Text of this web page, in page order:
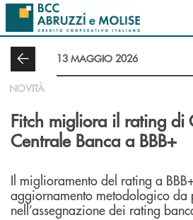
Salta al contenuto principale
13 MAGGIO 2026
NOVITÀ
Fitch migliora il rating di
Centrale Banca a BBB+
Il miglioramento del rating a
aggiornamento metodologico da
nell’assegnazione dei rating